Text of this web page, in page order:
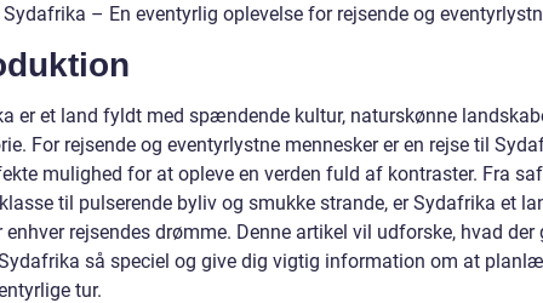
Sydafrika – En eventyrlig oplevelse for rejsende og
er et land fyldt med spændende kultur, naturskønne
For rejsende og eventyrlystne mennesker er en rejse til
mulighed for at opleve en verden fuld af kontraster. Fra
til pulserende byliv og smukke strande, er Sydafrika et
rejsendes drømme. Denne artikel vil udforske, hvad der
så speciel og give dig vigtig information om at
tur.